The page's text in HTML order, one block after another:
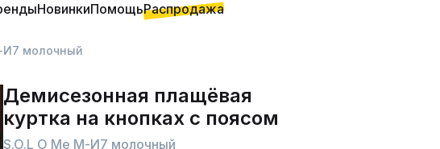
НовинкиПомощьРаспродажа
И7 молочный
Демисезонная плащёвая
куртка на кнопках с поясом
S.O.L O Me М-И7 молочный